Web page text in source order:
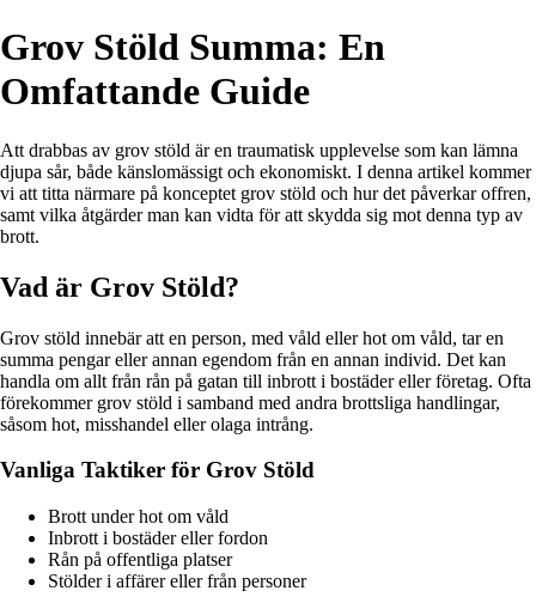
Grov Stöld Summa: En
Omfattande Guide
Att drabbas av grov stöld är en traumatisk upplevelse som kan lämna
djupa sår, både känslomässigt och ekonomiskt. I denna artikel kommer
vi att titta närmare på konceptet grov stöld och hur det påverkar offren,
samt vilka åtgärder man kan vidta för att skydda sig mot denna typ av
brott.
Vad är Grov Stöld?
Grov stöld innebär att en person, med våld eller hot om våld, tar en
summa pengar eller annan egendom från en annan individ. Det kan
handla om allt från rån på gatan till inbrott i bostäder eller företag. Ofta
förekommer grov stöld i samband med andra brottsliga handlingar,
såsom hot, misshandel eller olaga intrång.
Vanliga Taktiker för Grov Stöld
Brott under hot om våld
Inbrott i bostäder eller fordon
Rån på offentliga platser
Stölder i affärer eller från personer